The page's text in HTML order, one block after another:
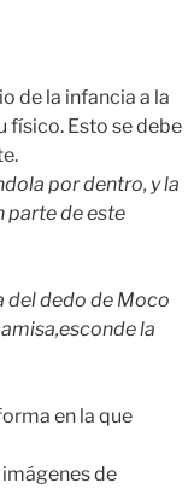
de la infancia a la
físico. Esto se debe
por dentro, y la
parte de este
del dedo de Moco
la
en la que
imágenes de